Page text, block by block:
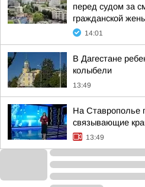
перед судом за
гражданской
14:01
В Дагестане
колыбели
13:49
На Ставрополье
связывающие
13:49